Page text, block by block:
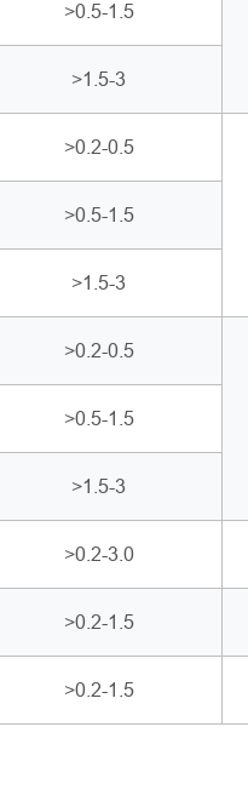
>0.5-1.5
>1.5-3
>0.2-0.5
>0.5-1.5
>1.5-3
>0.2-0.5
>0.5-1.5
>1.5-3
>0.2-3.0
>0.2-1.5
>0.2-1.5